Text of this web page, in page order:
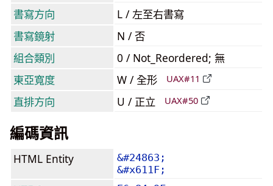
書寫方向
L / 左至右書寫
書寫鏡射
N / 否
組合類別
0 / Not_Reordered; 無
東亞寬度
W / 全形 UAX#11
直排方向 U / 正立 UAX#50
編碼資訊
HTML Entity
&#24863;
&#x611F;